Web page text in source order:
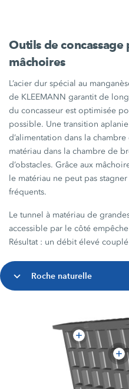
Outils de concassage
mâchoires
L’acier dur spécial au
de KLEEMANN garantit de
du concasseur est optimisée
possible. Une transition
d’alimentation dans la
matériau dans la chambre de
d’obstacles. Grâce aux
le matériau ne peut pas
fréquents.
Le tunnel à matériau de
accessible par le côté
Résultat : un débit élevé
Roche naturelle